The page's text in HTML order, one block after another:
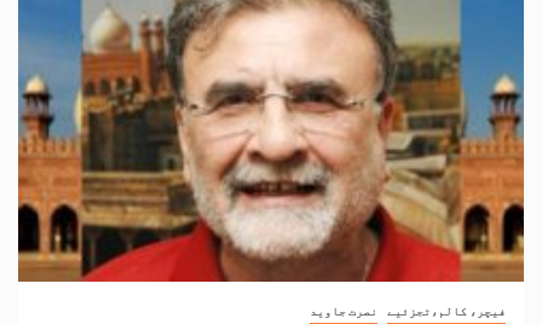
فیچر، کالم،تجزئیے نصرت جاوید